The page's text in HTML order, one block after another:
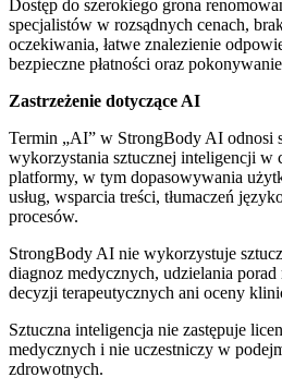
Dostęp do szerokiego grona
specjalistów w rozsądnych cenach,
oczekiwania, łatwe znalezienie
bezpieczne płatności oraz
Zastrzeżenie dotyczące AI
Termin „AI” w StrongBody AI odnosi
wykorzystania sztucznej inteligencji w
platformy, w tym dopasowywania
usług, wsparcia treści, tłumaczeń
procesów.
StrongBody AI nie wykorzystuje
diagnoz medycznych, udzielania
decyzji terapeutycznych ani oceny
Sztuczna inteligencja nie zastępuje
medycznych i nie uczestniczy w
zdrowotnych.